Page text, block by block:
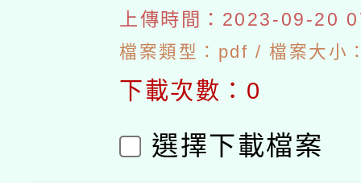
上傳時間：2023-09-20
檔案類型：pdf / 檔案大小
下載次數：0
選擇下載檔案